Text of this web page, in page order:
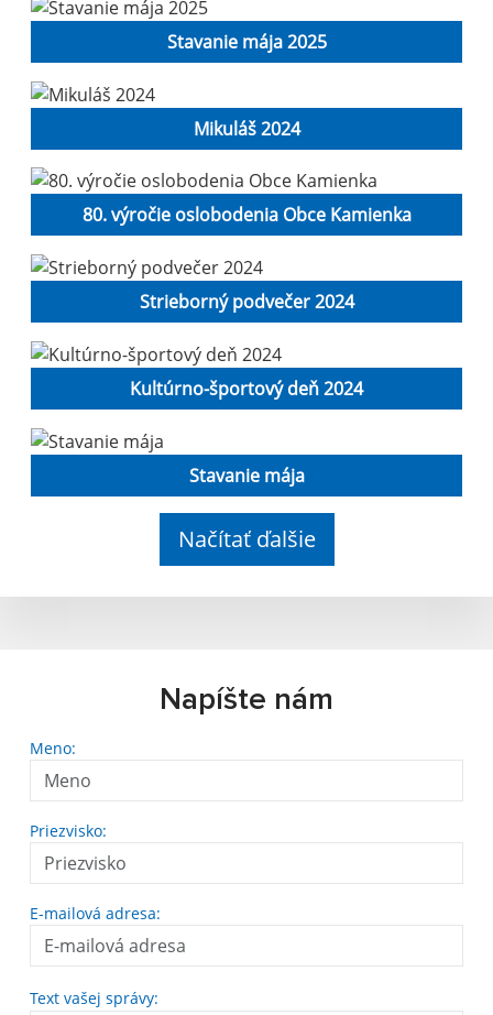
Stavanie mája 2025
Mikuláš 2024
80. výročie oslobodenia Obce Kamienka
Strieborný podvečer 2024
Kultúrno-športový deň 2024
Stavanie mája
Načítať ďalšie
Napíšte nám
Meno:
Priezvisko:
E-mailová adresa:
Text vašej správy: